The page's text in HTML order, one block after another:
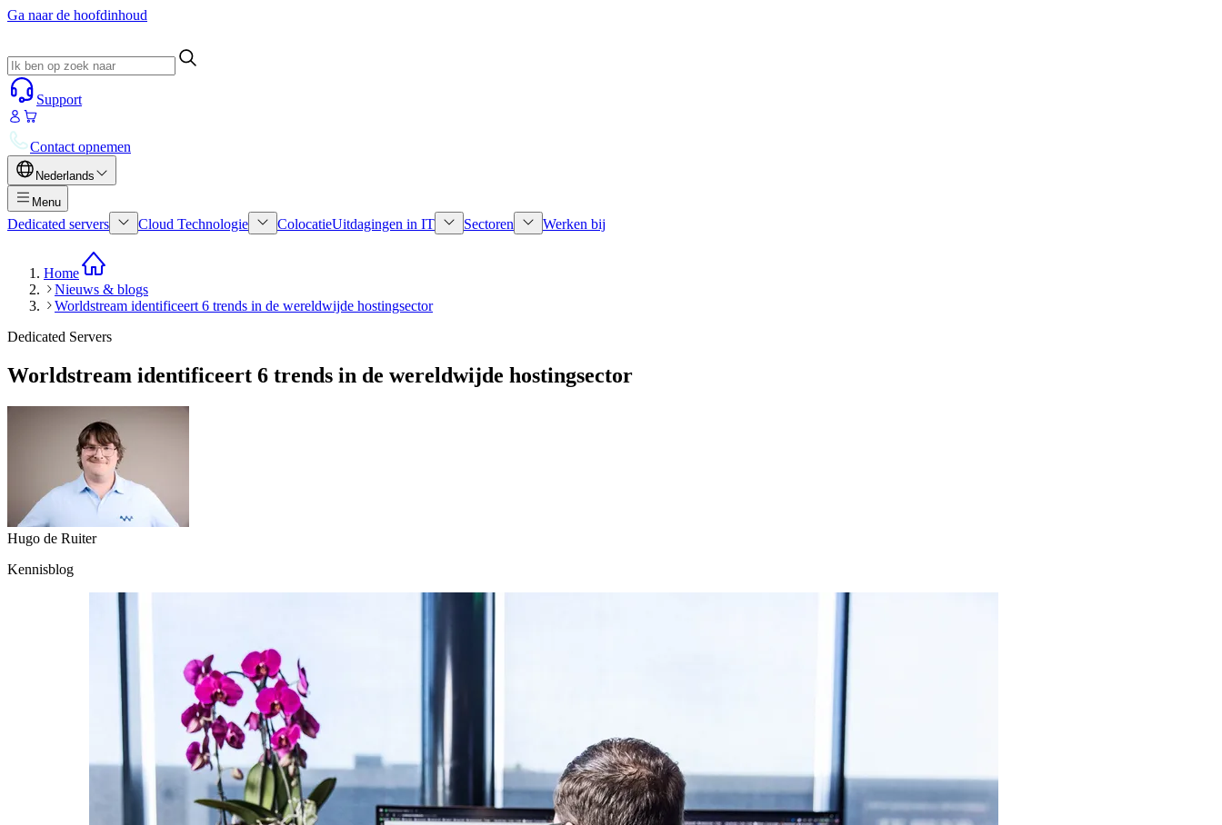
Ga naar de hoofdinhoud
Support
Contact opnemen
Nederlands
Menu
Dedicated servers Cloud Technologie ColocatieUitdagingen in IT Sectoren Werken bij
Home
Nieuws & blogs
Worldstream identificeert 6 trends in de wereldwijde hostingsector
Dedicated Servers
Worldstream identificeert 6 trends in de wereldwijde hostingsector
Hugo de Ruiter
Kennisblog